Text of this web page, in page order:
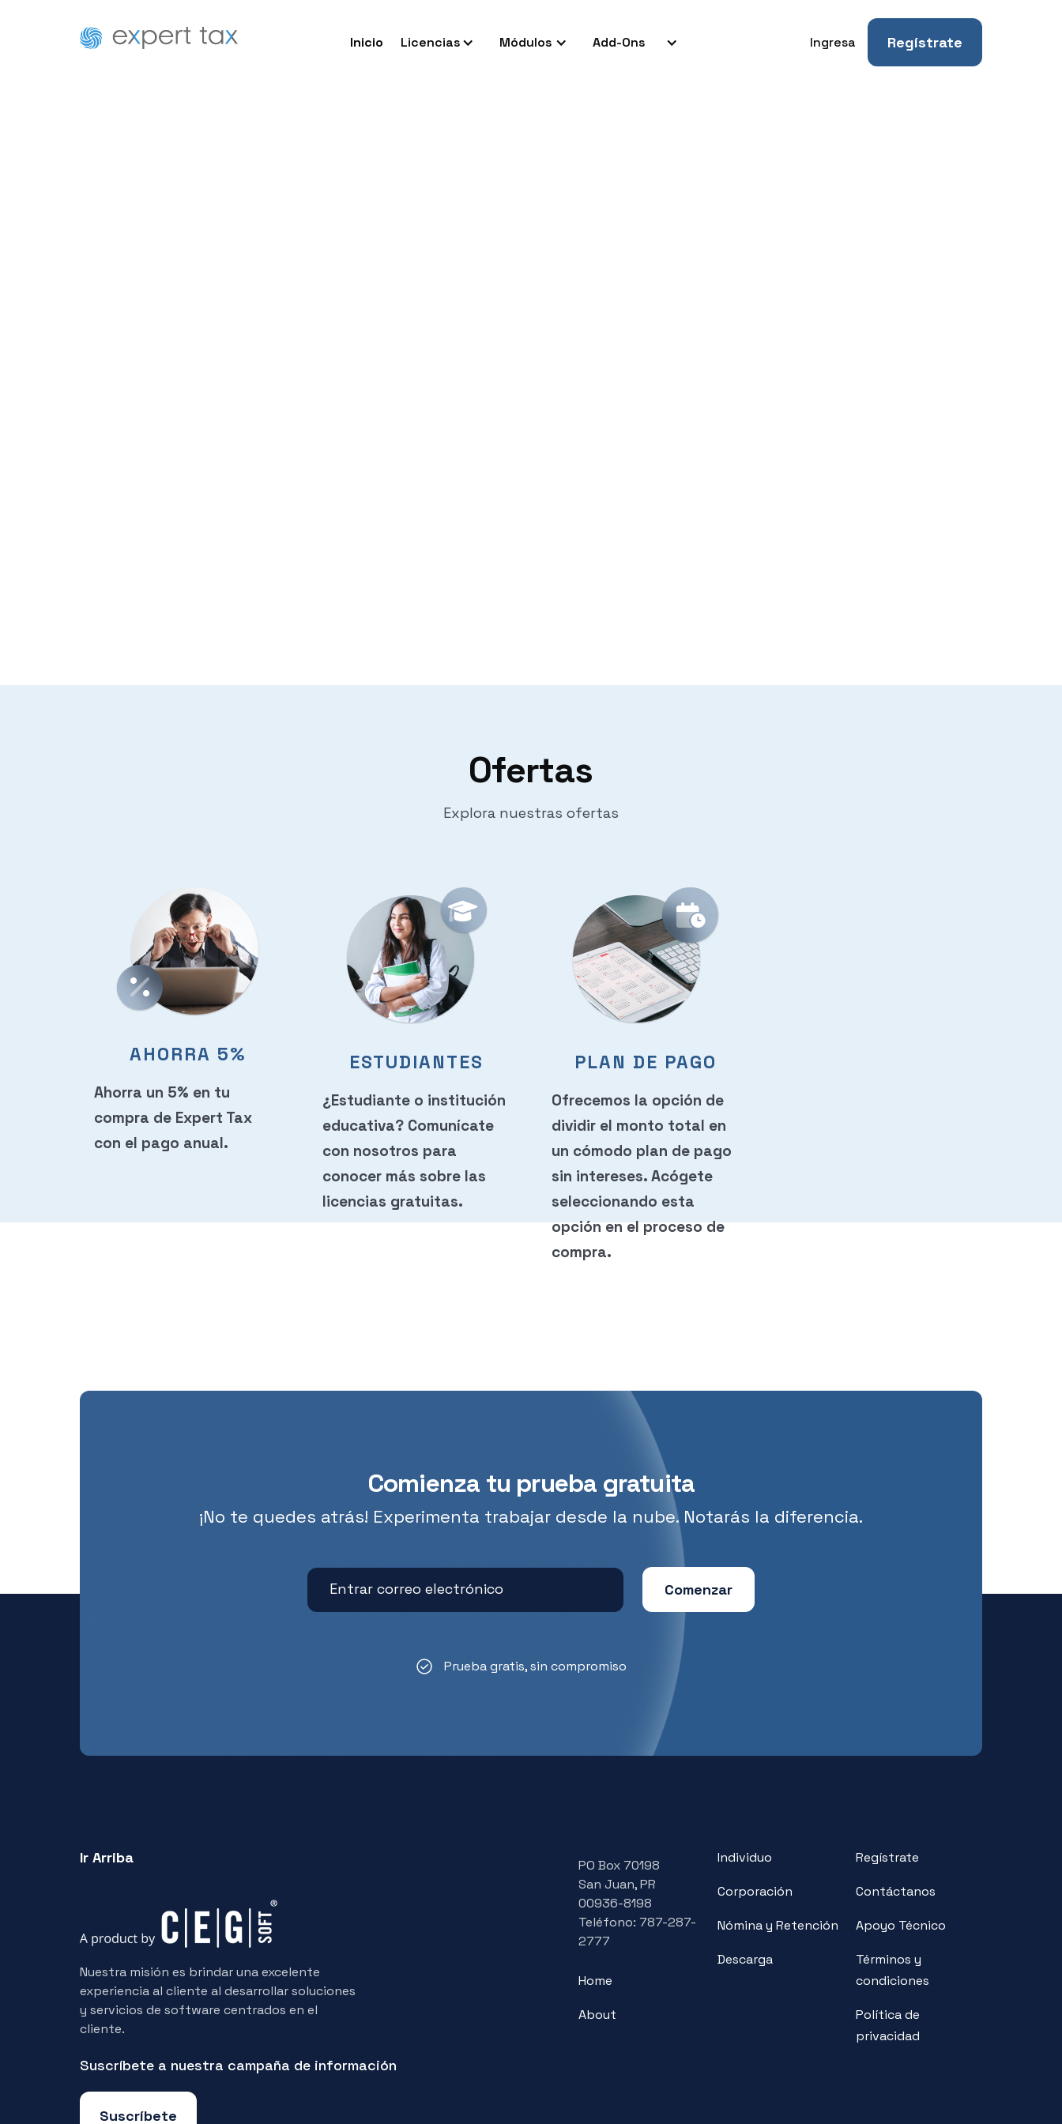
Inicio Licencias Módulos Add-Ons Ingresa Regístrate
Ofertas
Explora nuestras ofertas
AHORRA 5%
Ahorra un 5% en tu
compra de Expert Tax
con el pago anual.
ESTUDIANTES
¿Estudiante o institución
educativa? Comunícate
con nosotros para
conocer más sobre las
licencias gratuitas.
PLAN DE PAGO
Ofrecemos la opción de
dividir el monto total en
un cómodo plan de pago
sin intereses. Acógete
seleccionando esta
opción en el proceso de
compra.
Comienza tu prueba gratuita
¡No te quedes atrás! Experimenta trabajar desde la nube. Notarás la diferencia.
Prueba gratis, sin compromiso
Ir Arriba
Nuestra misión es brindar una excelente
experiencia al cliente al desarrollar soluciones
y servicios de software centrados en el
cliente.
Suscríbete a nuestra campaña de información
Suscríbete
PO Box 70198
San Juan, PR
00936-8198
Teléfono: 787-287-
2777
Home
About
Individuo
Corporación
Nómina y Retención
Descarga
Regístrate
Contáctanos
Apoyo Técnico
Términos y
condiciones
Política de
privacidad